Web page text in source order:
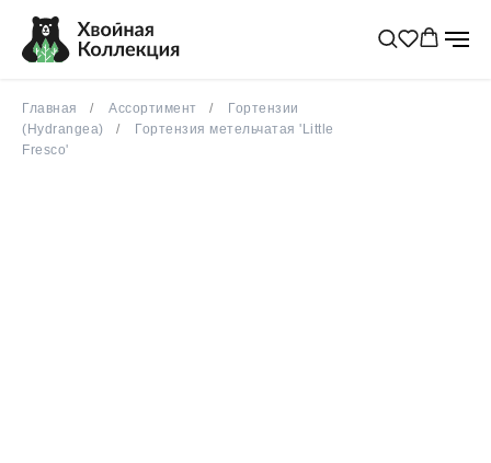
Главная Ассортимент
Гортензии
(Hydrangea)
Гортензия метельчатая 'Little
Fresco'